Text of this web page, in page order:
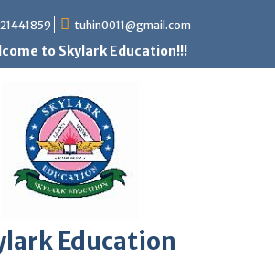
tuhin0011@gmail.com
to Skylark Education!!!
Education